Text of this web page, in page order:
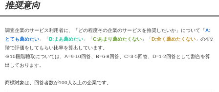
推奨意向
調査企業のサービス利用者に、「どの程度その企業のサービスを推奨したいか」について「A:
とても薦めたい 」「B:まあ薦めたい 」「C:あまり薦めたくない 」「D:全く薦めたくない 」の4段
階で評価をしてもらい比率を算出しています。
※10段階聴取については、A=9-10回答、B=6-8回答、C=3-5回答、D=1-2回答として割合を算
出しております。
商標対象は、回答者数が100人以上の企業です。